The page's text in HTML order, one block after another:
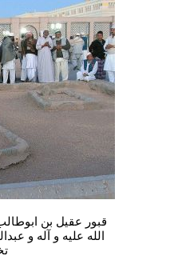
قبور عقیل بن
الله علیه و آله و